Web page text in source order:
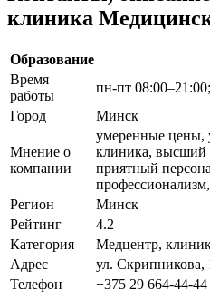
клиника
Образование
Время
работы
пн-пт
Город
Минск
Мнение о
компании
умеренные цены,
клиника, высший
приятный
Регион
Минск
Рейтинг
4.2
Категория
Медцентр,
Адрес
ул. Скрипникова,
Телефон
+375 29 664-44-44